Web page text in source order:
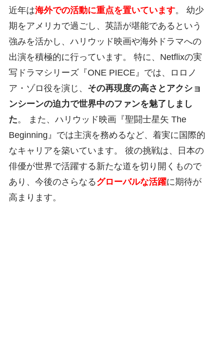
近年は海外での活動に重点を置いています。 幼少
期をアメリカで過ごし、英語が堪能であるという
強みを活かし、ハリウッド映画や海外ドラマへの
出演を積極的に行っています。 特に、Netflixの実
写ドラマシリーズ『ONE PIECE』では、ロロノ
ア・ゾロ役を演じ、 その再現度の高さとアクショ
ンシーンの迫力で世界中のファンを魅了しまし
た。 また、ハリウッド映画『聖闘士星矢 The
Beginning』では主演を務めるなど、着実に国際的
なキャリアを築いています。 彼の挑戦は、日本の
俳優が世界で活躍する新たな道を切り開くもので
あり、今後のさらなるグローバルな活躍に期待が
高まります。